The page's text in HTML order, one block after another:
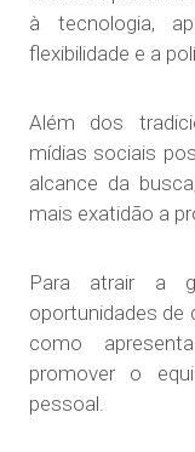
à tecnologia,
flexibilidade e a
Além dos
mídias sociais
alcance da
mais exatidão a
Para atrair a
oportunidades de
como
promover o
pessoal.